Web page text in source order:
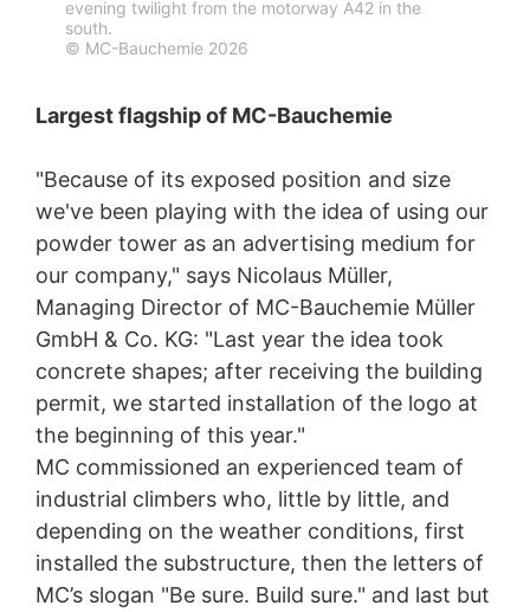
evening twilight from the motorway A42 in the
south.
© MC-Bauchemie 2026
Largest flagship of MC-Bauchemie
"Because of its exposed position and size
we've been playing with the idea of using our
powder tower as an advertising medium for
our company," says Nicolaus Müller,
Managing Director of MC-Bauchemie Müller
GmbH & Co. KG: "Last year the idea took
concrete shapes; after receiving the building
permit, we started installation of the logo at
the beginning of this year."
MC commissioned an experienced team of
industrial climbers who, little by little, and
depending on the weather conditions, first
installed the substructure, then the letters of
MC’s slogan "Be sure. Build sure." and last but
Naša webová stránka používa pluginy stránky YouTube
prevádzkovanej spoločnosťou Google.
jednu z našich stránok vybavenú YouTube-pluginom,
navštívili. Keď ste prihlásený vo Vašom YouTube-účte,
umožníte YouTube priradiť Vaše správanie sa pri
surfovaní priamo k Vášmu osobnému profilu. Môžete
tomu zabrániť takým spôsobnom, že sa odhlásite
z Vášho YouTube-účtu. YouTube sa používa v záujme
pútavej prezentácie našich online-ponúk. Toto
predstavuje oprávnený záujem v zmysle čl. 6 ods. 1
písm. f DSGVO - Základného nariadenia o ochrane
údajov.
Ďalšie informácie týkajúce sa zaobchádzania
s užívateľskými údajmi nájdete v Prehlásení o ochrane
údajov YouTube pod:https://www.google.de/intl/de/poli
cies/privacy.
V rámci YouTube neuchovávame žiadne osobné údaje.
Osobné údaje sa neodovzdávajú iným prijímateľom.